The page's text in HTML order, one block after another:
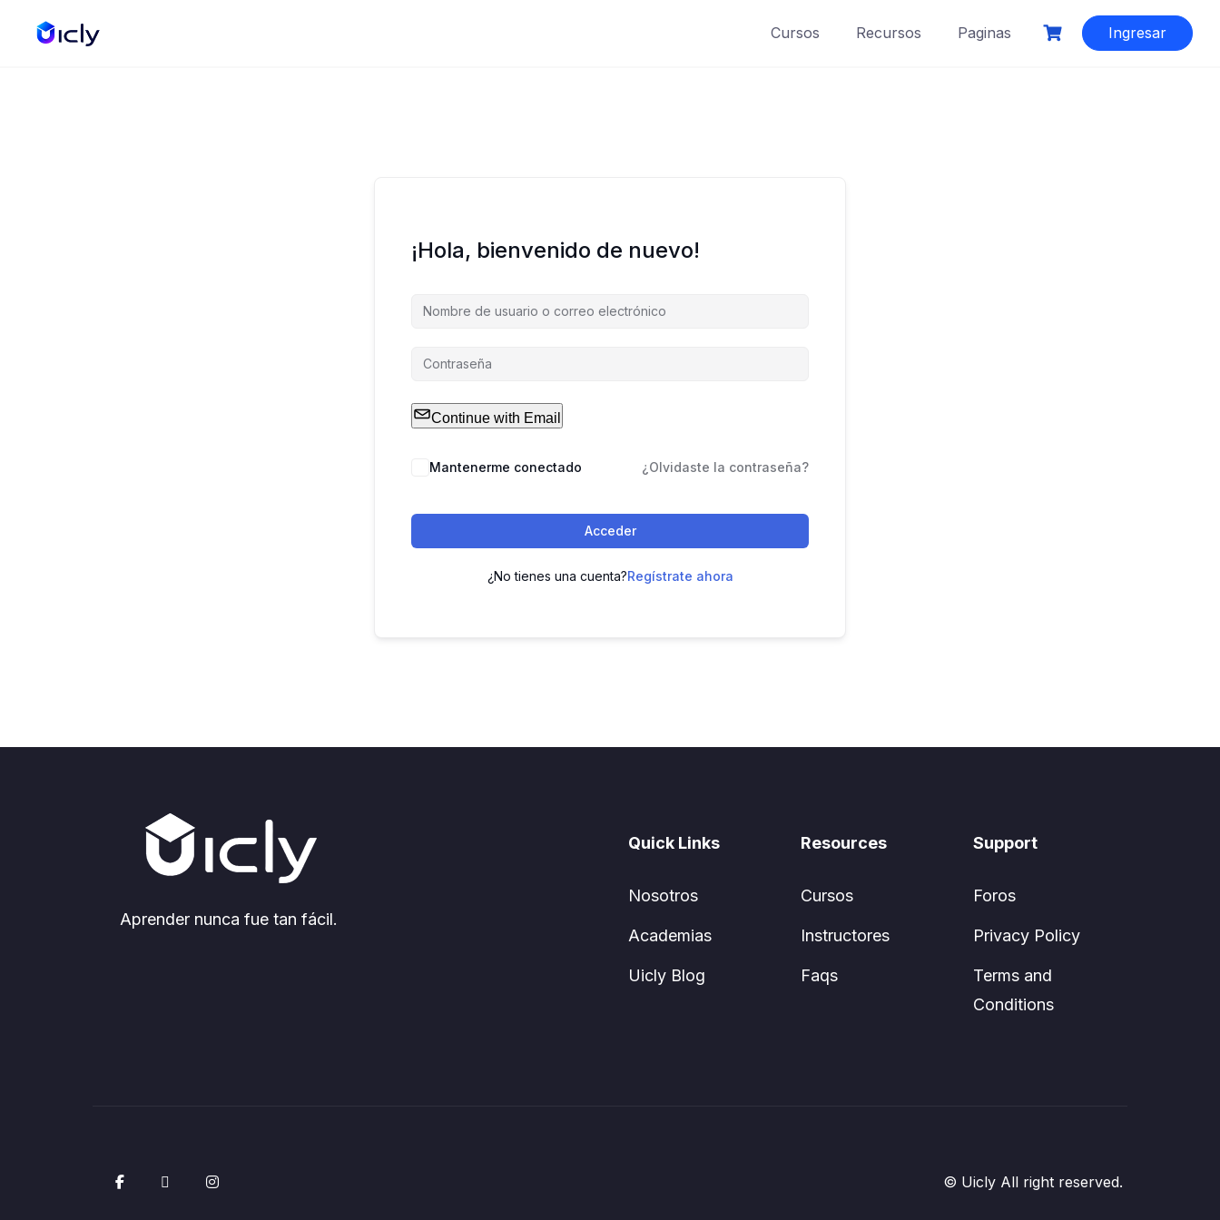
Cursos Recursos Paginas Ingresar
¡Hola, bienvenido de nuevo!
Continue with Email
Mantenerme conectado ¿Olvidaste la contraseña?
Acceder
¿No tienes una cuenta?Regístrate ahora
Aprender nunca fue tan fácil.
Quick Links
Nosotros
Academias
Uicly Blog
Resources
Cursos
Instructores
Faqs
Support
Foros
Privacy Policy
Terms and
Conditions
© Uicly All right reserved.